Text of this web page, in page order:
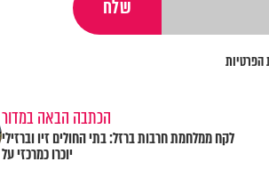
הפרטיות
הכתבה הבאה במדור
לקח ממלחמת חרבות ברזל: בתי החולים זיו וברזילי
יוכרו כמרכזי על